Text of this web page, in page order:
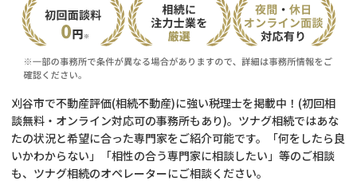
相談内容で探す
遺言書作成・遺言執行
相続登記
遺留分侵害額請求
相続手続き
費用相場
コラム
相続手続き
遺言
刈谷市で不動産評価(相続不動産)に強い税理士を掲載中！(初回相
談無料・オンライン対応可の事務所もあり)。ツナグ相続ではあな
たの状況と希望に合った専門家をご紹介可能です。「何をしたら良
いかわからない」「相性の合う専門家に相談したい」等のご相談
も、ツナグ相続のオペレーターにご相談ください。